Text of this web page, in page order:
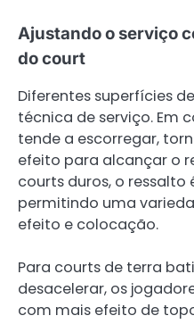
Ajustando o serviço
do court
Diferentes superfícies
técnica de serviço. Em
tende a escorregar,
efeito para alcançar o
courts duros, o ressalto
permitindo uma
efeito e colocação.
Para courts de terra
desacelerar, os
com mais efeito de